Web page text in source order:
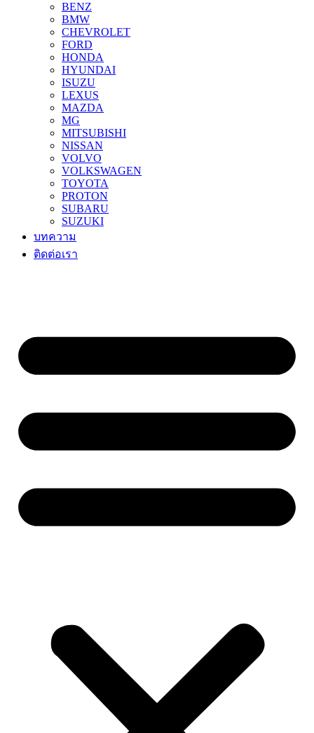
BENZ
BMW
CHEVROLET
FORD
HONDA
HYUNDAI
ISUZU
LEXUS
MAZDA
MG
MITSUBISHI
NISSAN
VOLVO
VOLKSWAGEN
TOYOTA
PROTON
SUBARU
SUZUKI
บทความ
ติดต่อเรา